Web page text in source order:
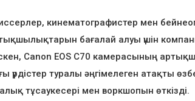
кинематографистер мен
бағалай алуы үшін компания
Canon EOS C70 камерасының
үрдістер туралы әңгімелеген атақты
тұсаукесері мен воркшопын өткізді.